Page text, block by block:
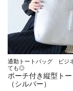
通勤トートバッグ ビジ
ても◎
ポーチ付き縦型ト
（シルバー）